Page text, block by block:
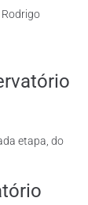
etapa, do